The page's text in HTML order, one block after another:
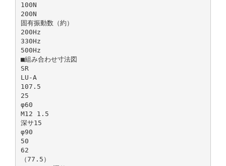
100N
200N
固有振動数（約）
200Hz
330Hz
500Hz
■組み合わせ寸法図
SR
LU-A
107.5
25
φ60
M12 1.5
深サ15
φ90
50
62
（77.5）